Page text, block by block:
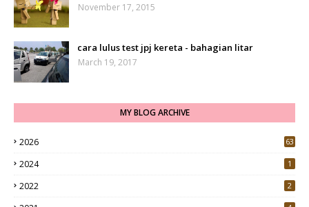
November 17, 2015
cara lulus test jpj kereta - bahagian litar
March 19, 2017
MY BLOG ARCHIVE
2026 63
2024 1
2022 2